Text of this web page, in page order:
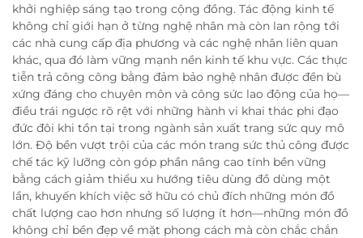
khởi nghiệp sáng tạo trong cộng đồng. Tác động kinh tế
không chỉ giới hạn ở từng nghệ nhân mà còn lan rộng tới
các nhà cung cấp địa phương và các nghệ nhân liên quan
khác, qua đó làm vững mạnh nền kinh tế khu vực. Các thực
tiễn trả công công bằng đảm bảo nghệ nhân được đền bù
xứng đáng cho chuyên môn và công sức lao động của họ—
điều trái ngược rõ rệt với những hành vi khai thác phi đạo
đức đôi khi tồn tại trong ngành sản xuất trang sức quy mô
lớn. Độ bền vượt trội của các món trang sức thủ công được
chế tác kỹ lưỡng còn góp phần nâng cao tính bền vững
bằng cách giảm thiểu xu hướng tiêu dùng đồ dùng một
lần, khuyến khích việc sở hữu có chủ đích những món đồ
chất lượng cao hơn nhưng số lượng ít hơn—những món đồ
không chỉ bền đẹp về mặt phong cách mà còn chắc chắn